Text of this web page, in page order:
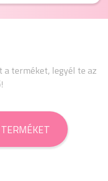
a terméket, legyél te az